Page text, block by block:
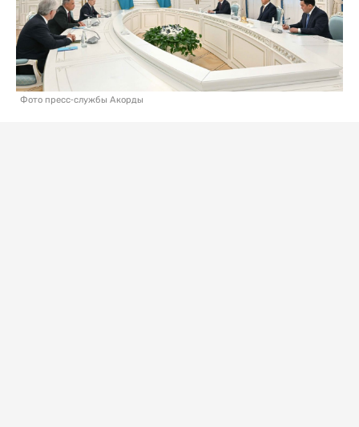
Фото пресс-службы Акорды